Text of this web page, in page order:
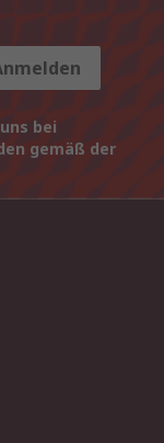
bei
gemäß der